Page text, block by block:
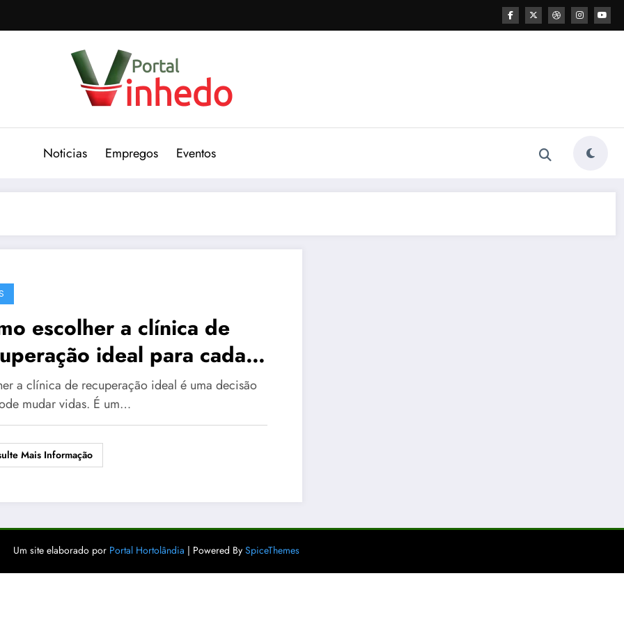
Noticias Empregos Eventos
escolher a clínica de
ideal para cada
a clínica de recuperação ideal é uma decisão
mudar vidas. É um…
Mais Informação
Um site elaborado porPortal Hortolândia | Powered By SpiceThemes